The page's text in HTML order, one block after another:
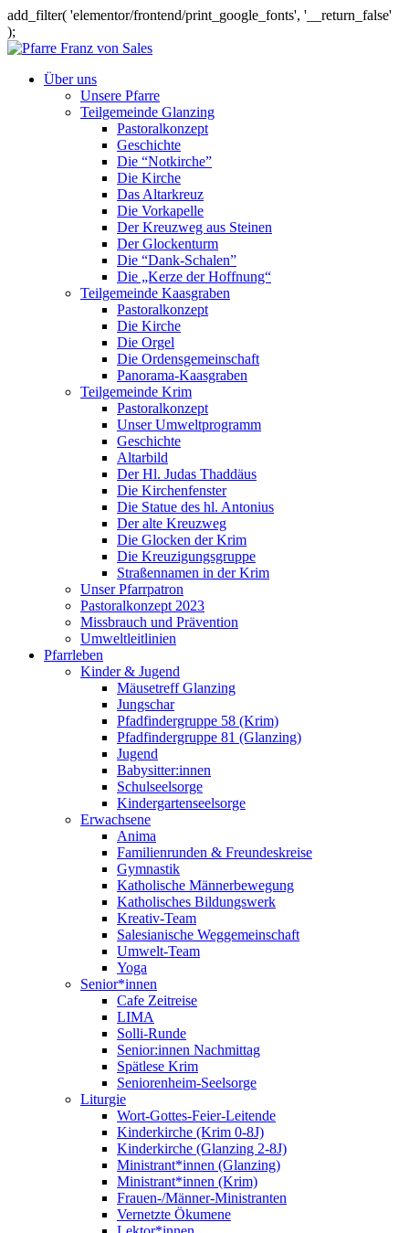
add_filter( 'elementor/frontend/print_google_fonts', '__return_false'
);
Über uns
Unsere Pfarre
Teilgemeinde Glanzing
Pastoralkonzept
Geschichte
Die “Notkirche”
Die Kirche
Das Altarkreuz
Die Vorkapelle
Der Kreuzweg aus Steinen
Der Glockenturm
Die “Dank-Schalen”
Die „Kerze der Hoffnung“
Teilgemeinde Kaasgraben
Pastoralkonzept
Die Kirche
Die Orgel
Die Ordensgemeinschaft
Panorama-Kaasgraben
Teilgemeinde Krim
Pastoralkonzept
Unser Umweltprogramm
Geschichte
Altarbild
Der Hl. Judas Thaddäus
Die Kirchenfenster
Die Statue des hl. Antonius
Der alte Kreuzweg
Die Glocken der Krim
Die Kreuzigungsgruppe
Straßennamen in der Krim
Unser Pfarrpatron
Pastoralkonzept 2023
Missbrauch und Prävention
Umweltleitlinien
Pfarrleben
Kinder & Jugend
Mäusetreff Glanzing
Jungschar
Pfadfindergruppe 58 (Krim)
Pfadfindergruppe 81 (Glanzing)
Jugend
Babysitter:innen
Schulseelsorge
Kindergartenseelsorge
Erwachsene
Anima
Familienrunden & Freundeskreise
Gymnastik
Katholische Männerbewegung
Katholisches Bildungswerk
Kreativ-Team
Salesianische Weggemeinschaft
Umwelt-Team
Yoga
Senior*innen
Cafe Zeitreise
LIMA
Solli-Runde
Senior:innen Nachmittag
Spätlese Krim
Seniorenheim-Seelsorge
Liturgie
Wort-Gottes-Feier-Leitende
Kinderkirche (Krim 0-8J)
Kinderkirche (Glanzing 2-8J)
Ministrant*innen (Glanzing)
Ministrant*innen (Krim)
Frauen-/Männer-Ministranten
Vernetzte Ökumene